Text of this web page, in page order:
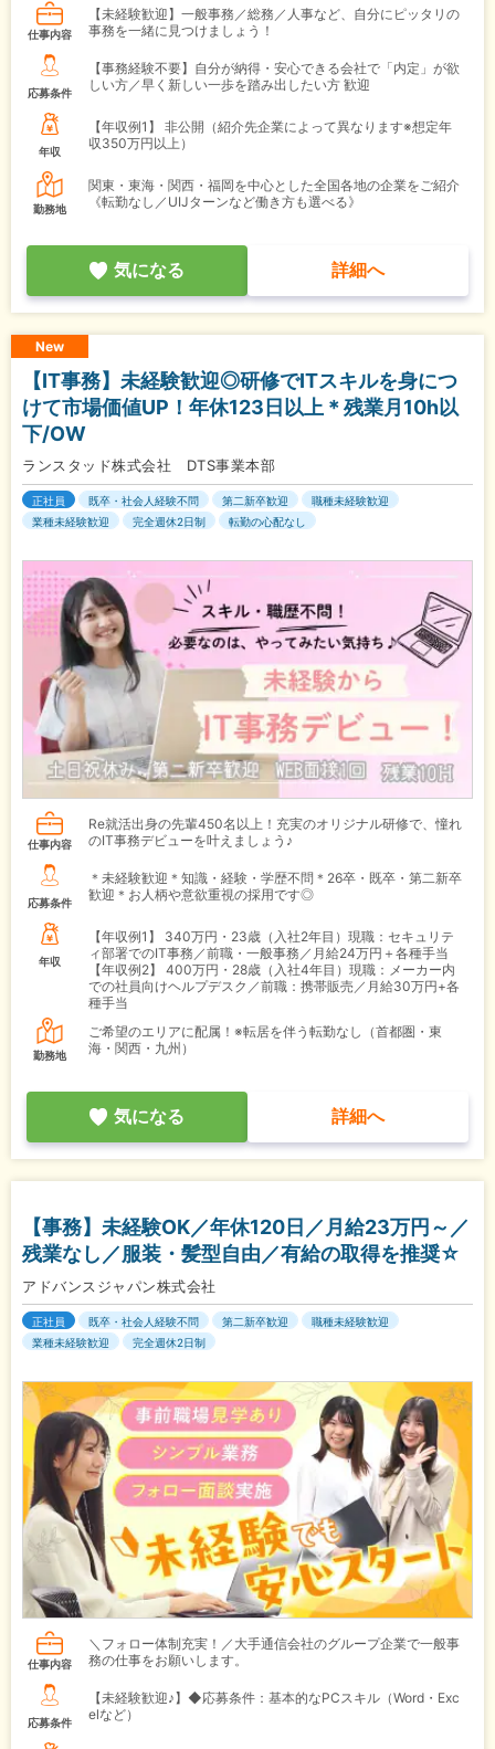
仕事内容
【未経験歓迎】一般事務／総務／人事など、自分にピッタリの
事務を一緒に見つけましょう！
応募条件
【事務経験不要】自分が納得・安心できる会社で「内定」が欲
しい方／早く新しい一歩を踏み出したい方 歓迎
年収
【年収例1】
非公開（紹介先企業によって異なります※想定年
収350万円以上）
勤務地
関東・東海・関西・福岡を中心とした全国各地の企業をご紹介
《転勤なし／UIJターンなど働き方も選べる》
気になる 詳細へ
New
【IT事務】未経験歓迎◎研修でITスキルを身につ
けて市場価値UP！年休123日以上＊残業月10h以
下/OW
ランスタッド株式会社 DTS事業本部
正社員 既卒・社会人経験不問 第二新卒歓迎
職種未経験歓迎
業種未経験歓迎
完全週休2日制 転勤の心配なし
仕事内容
Re就活出身の先輩450名以上！充実のオリジナル研修で、憧れ
のIT事務デビューを叶えましょう♪
応募条件
＊未経験歓迎＊知識・経験・学歴不問＊26卒・既卒・第二新卒
歓迎＊お人柄や意欲重視の採用です◎
年収
【年収例1】
340万円・23歳（入社2年目）現職：セキュリテ
ィ部署でのIT事務／前職・一般事務／月給24万円＋各種手当
【年収例2】
400万円・28歳（入社4年目）現職：メーカー内
での社員向けヘルプデスク／前職：携帯販売／月給30万円+各
種手当
勤務地
ご希望のエリアに配属！※転居を伴う転勤なし（首都圏・東
海・関西・九州）
気になる 詳細へ
【事務】未経験OK／年休120日／月給23万円～／
残業なし／服装・髪型自由／有給の取得を推奨☆
アドバンスジャパン株式会社
正社員 既卒・社会人経験不問 第二新卒歓迎
職種未経験歓迎
業種未経験歓迎
完全週休2日制
仕事内容
＼フォロー体制充実！／大手通信会社のグループ企業で一般事
務の仕事をお願いします。
応募条件
【未経験歓迎♪】◆応募条件：基本的なPCスキル（Word・Exc
elなど）